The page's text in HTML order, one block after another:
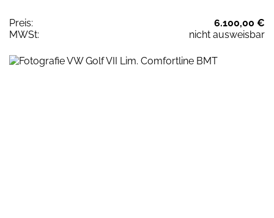
Preis:
6.100,00 €
MWSt:
nicht ausweisbar